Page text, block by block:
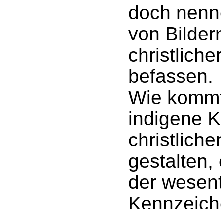
doch
von
befassen.
Wie
indigene
gestalten,
der